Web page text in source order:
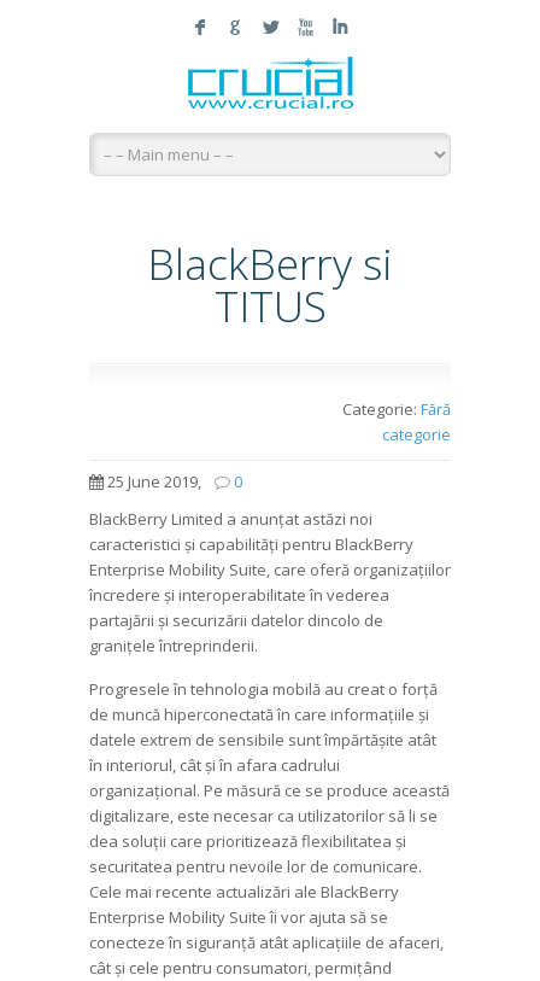
F G L X I
BlackBerry si
TITUS
Categorie: Fără
categorie
25 June 2019,
0
BlackBerry Limited a anunțat astăzi noi
caracteristici și capabilități pentru BlackBerry
Enterprise Mobility Suite, care oferă organizațiilor
încredere și interoperabilitate în vederea
partajării și securizării datelor dincolo de
granițele întreprinderii.
Progresele în tehnologia mobilă au creat o forță
de muncă hiperconectată în care informațiile și
datele extrem de sensibile sunt împărtășite atât
în ​​interiorul, cât și în afara cadrului
organizațional. Pe măsură ce se produce această
digitalizare, este necesar ca utilizatorilor să li se
dea soluții care prioritizează flexibilitatea și
securitatea pentru nevoile lor de comunicare.
Cele mai recente actualizări ale BlackBerry
Enterprise Mobility Suite îi vor ajuta să se
conecteze în siguranță atât aplicațiile de afaceri,
cât și cele pentru consumatori, permițând